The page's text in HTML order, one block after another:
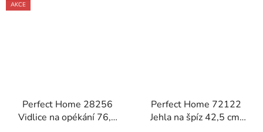
AKCE
Perfect Home 28256
Vidlice na opékání 76,7
Perfect Home 72122
Jehla na špíz 42,5 cm,